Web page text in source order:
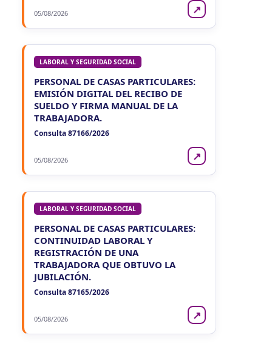
05/08/2026 ↗
LABORAL Y SEGURIDAD SOCIAL
PERSONAL DE CASAS PARTICULARES:
EMISIÓN DIGITAL DEL RECIBO DE
SUELDO Y FIRMA MANUAL DE LA
TRABAJADORA.
Consulta 87166/2026
05/08/2026 ↗
LABORAL Y SEGURIDAD SOCIAL
PERSONAL DE CASAS PARTICULARES:
CONTINUIDAD LABORAL Y
REGISTRACIÓN DE UNA
TRABAJADORA QUE OBTUVO LA
JUBILACIÓN.
Consulta 87165/2026
05/08/2026 ↗